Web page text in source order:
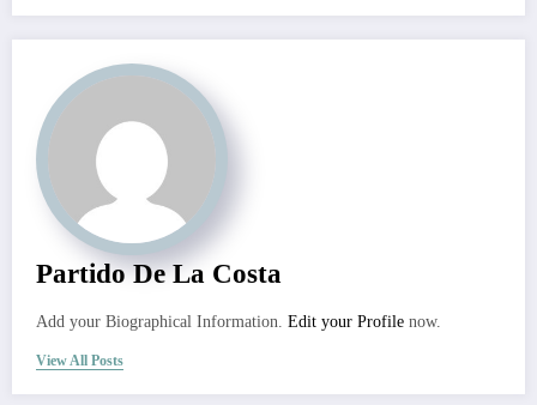
Partido De La Costa
Add your Biographical Information. Edit your Profile now.
View All Posts